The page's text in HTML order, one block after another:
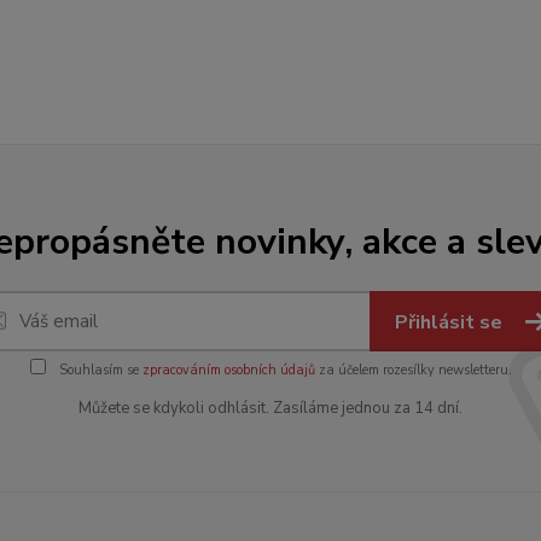
novinky, akce a
Přihlásit se
Souhlasím se zpracováním osobních údajůza účelem rozesílky newsletteru.
Můžete se kdykoli odhlásit. Zasíláme jednou za 14 dní.